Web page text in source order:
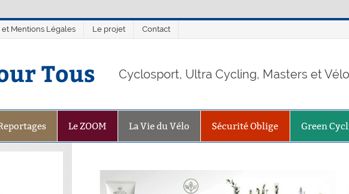
Mentions Légales Le projet Contact
Tous Cyclosport, Ultra Cycling, Masters et
Le ZOOM La Vie du Vélo Sécurité Oblige Green